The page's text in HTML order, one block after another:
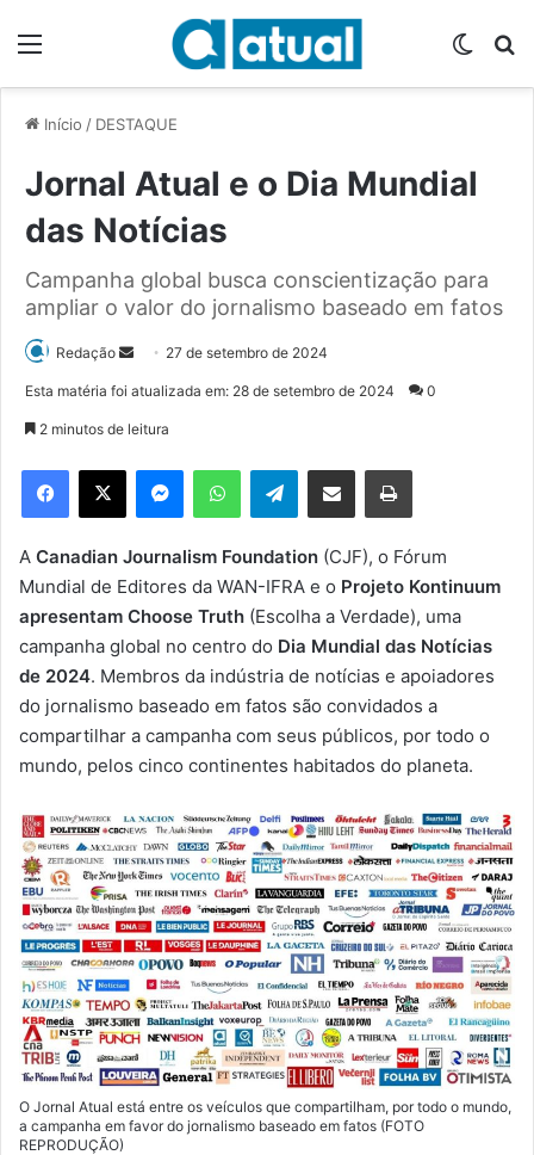
Início / DESTAQUE
Jornal Atual e o Dia Mundial
das Notícias
Campanha global busca conscientização para
ampliar o valor do jornalismo baseado em fatos
Redação
d
e
m
e
-
m
a
27 de setembro de 2024
Esta matéria foi atualizada em: 28 de setembro de 2024 0
2 minutos de leitura
Telegram
A Canadian Journalism Foundation (CJF), o Fórum
Mundial de Editores da WAN-IFRA e o Projeto Kontinuum
apresentam Choose Truth (Escolha a Verdade), uma
campanha global no centro do Dia Mundial das Notícias
de 2024. Membros da indústria de notícias e apoiadores
do jornalismo baseado em fatos são convidados a
compartilhar a campanha com seus públicos, por todo o
mundo, pelos cinco continentes habitados do planeta.
O Jornal Atual está entre os veículos que compartilham, por todo o mundo,
a campanha em favor do jornalismo baseado em fatos (FOTO
REPRODUÇÃO)